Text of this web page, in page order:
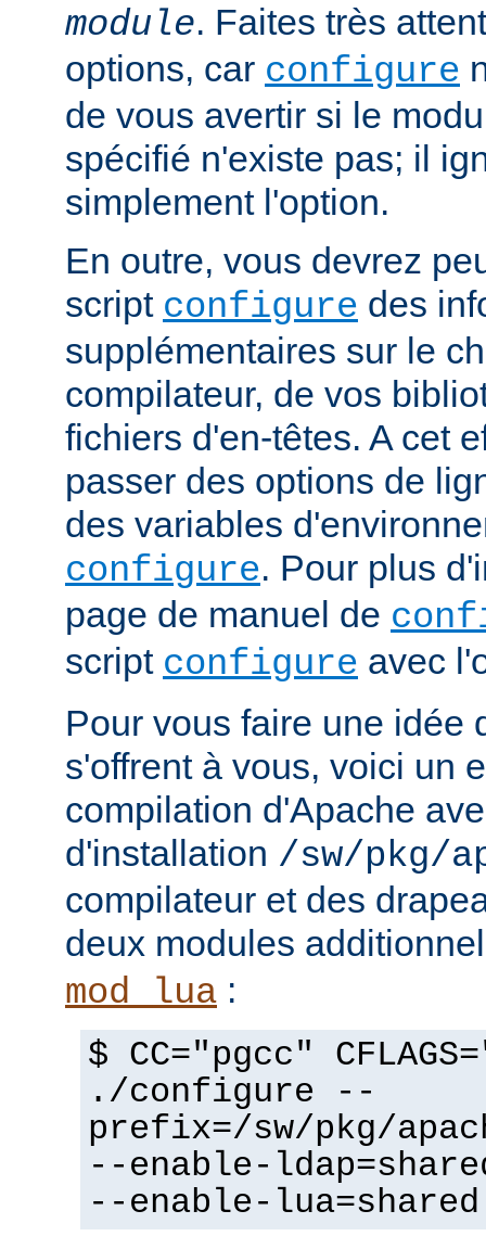
module. Faites très
options, car configure
de vous avertir si le
spécifié n'existe pas; il
simplement l'option.
En outre, vous devrez
script configure des
supplémentaires sur le
compilateur, de vos
fichiers d'en-têtes. A cet
passer des options de
des variables
configure. Pour plus
page de manuel de
script configure avec
Pour vous faire une idée
s'offrent à vous, voici un
compilation d'Apache
d'installation /sw/pkg/
compilateur et des
deux modules
mod_lua :
$ CC="pgcc"
./configure --
prefix=/sw/pkg/
--enable-
--enable-lua=shared